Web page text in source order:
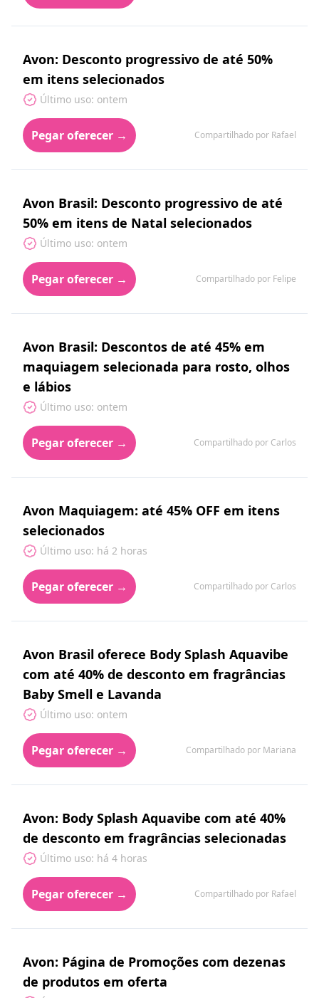
Avon: Desconto progressivo de até 50%
em itens selecionados
Último uso: ontem
Pegar oferecer → Compartilhado por Rafael
Avon Brasil: Desconto progressivo de até
50% em itens de Natal selecionados
Último uso: ontem
Pegar oferecer → Compartilhado por Felipe
Avon Brasil: Descontos de até 45% em
maquiagem selecionada para rosto, olhos
e lábios
Último uso: ontem
Pegar oferecer → Compartilhado por Carlos
Avon Maquiagem: até 45% OFF em itens
selecionados
Último uso: há 2 horas
Pegar oferecer → Compartilhado por Carlos
Avon Brasil oferece Body Splash Aquavibe
com até 40% de desconto em fragrâncias
Baby Smell e Lavanda
Último uso: ontem
Pegar oferecer → Compartilhado por Mariana
Avon: Body Splash Aquavibe com até 40%
de desconto em fragrâncias selecionadas
Último uso: há 4 horas
Pegar oferecer → Compartilhado por Rafael
Avon: Página de Promoções com dezenas
de produtos em oferta